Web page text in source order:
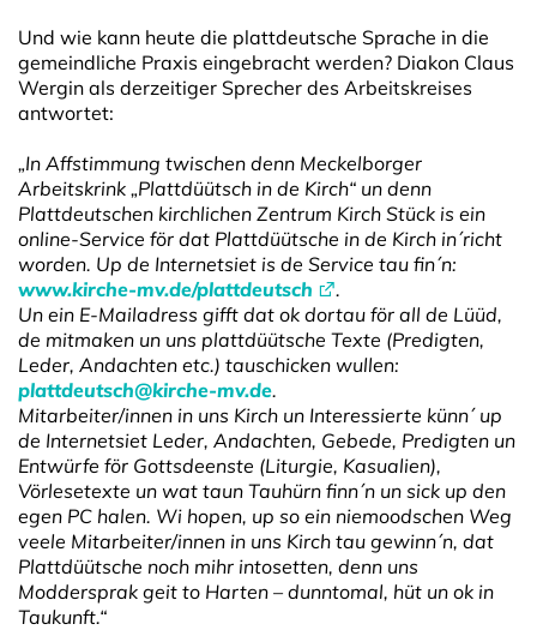
Und wie kann heute die plattdeutsche Sprache in die
gemeindliche Praxis eingebracht werden? Diakon Claus
Wergin als derzeitiger Sprecher des Arbeitskreises
antwortet:
„In Affstimmung twischen denn Meckelborger
Arbeitskrink „Plattdüütsch in de Kirch“ un denn
Plattdeutschen kirchlichen Zentrum Kirch Stück is ein
online-Service för dat Plattdüütsche in de Kirch in´richt
worden. Up de Internetsiet is de Service tau fin´n:
www.kirche-mv.de/plattdeutsch
.
Un ein E-Mailadress gifft dat ok dortau för all de Lüüd,
de mitmaken un uns plattdüütsche Texte (Predigten,
Leder, Andachten etc.) tauschicken wullen:
plattdeutsch@kirche-mv.de.
Mitarbeiter/innen in uns Kirch un Interessierte künn´ up
de Internetsiet Leder, Andachten, Gebede, Predigten un
Entwürfe för Gottsdeenste (Liturgie, Kasualien),
Vörlesetexte un wat taun Tauhürn finn´n un sick up den
egen PC halen. Wi hopen, up so ein niemoodschen Weg
veele Mitarbeiter/innen in uns Kirch tau gewinn´n, dat
Plattdüütsche noch mihr intosetten, denn uns
Moddersprak geit to Harten – dunntomal, hüt un ok in
Taukunft.“